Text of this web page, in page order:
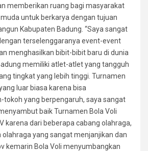
memberikan ruang bagi masyarakat
untuk berkarya dengan tujuan
Kabupaten Badung. “Saya sangat
terselenggaranya event-event
menghasilkan bibit-bibit baru di dunia
memiliki atlet-atlet yang tangguh
tingkat yang lebih tinggi. Turnamen
luar biasa karena bisa
tokoh yang berpengaruh, saya sangat
baik Turnamen Bola Voli
karena dari beberapa cabang olahraga,
olahraga yang sangat menjanjikan dan
kemarin Bola Voli menyumbangkan